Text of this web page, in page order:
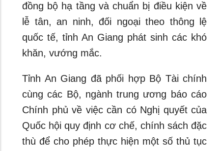
đồng bộ hạ tầng và chuẩn bị điều kiện về
lễ tân, an ninh, đối ngoại theo thông lệ
quốc tế, tỉnh An Giang phát sinh các khó
khăn, vướng mắc.
Tỉnh An Giang đã phối hợp Bộ Tài chính
cùng các Bộ, ngành trung ương báo cáo
Chính phủ về việc cần có Nghị quyết của
Quốc hội quy định cơ chế, chính sách đặc
thù để cho phép thực hiện một số thủ tục